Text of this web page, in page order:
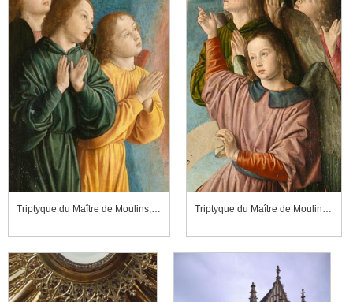
Triptyque du Maître de Moulins, détail du panneau central Triptyque du Maître de Moulins, détail du panneau central